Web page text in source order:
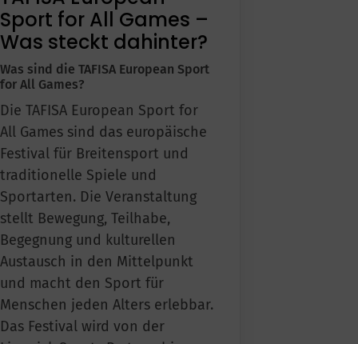
Sport for All Games –
Was steckt dahinter?
Was sind die TAFISA European Sport
for All Games?
Die TAFISA European Sport for
All Games sind das europäische
Festival für Breitensport und
traditionelle Spiele und
Sportarten. Die Veranstaltung
stellt Bewegung, Teilhabe,
Begegnung und kulturellen
Austausch in den Mittelpunkt
und macht den Sport für
Menschen jeden Alters erlebbar.
Das Festival wird von der
Lich e.V.
Neeb-Straße 19
Lich
5382